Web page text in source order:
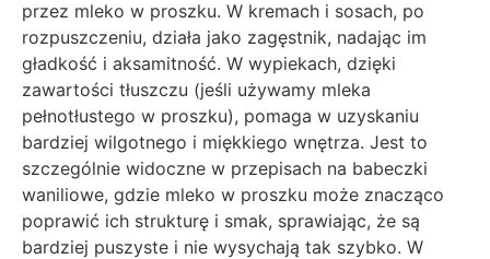
przez mleko w proszku. W kremach i sosach, po
rozpuszczeniu, działa jako zagęstnik, nadając im
gładkość i aksamitność. W wypiekach, dzięki
zawartości tłuszczu (jeśli używamy mleka
pełnotłustego w proszku), pomaga w uzyskaniu
bardziej wilgotnego i miękkiego wnętrza. Jest to
szczególnie widoczne w przepisach na babeczki
waniliowe, gdzie mleko w proszku może znacząco
poprawić ich strukturę i smak, sprawiając, że są
bardziej puszyste i nie wysychają tak szybko. W